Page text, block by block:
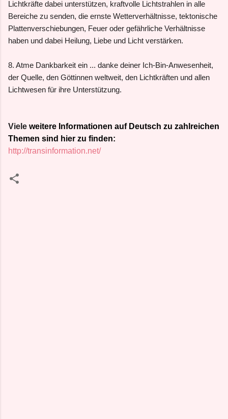
Lichtkräfte dabei unterstützen, kraftvolle Lichtstrahlen in alle
Bereiche zu senden, die ernste Wetterverhältnisse, tektonische
Plattenverschiebungen, Feuer oder gefährliche Verhältnisse
haben und dabei Heilung, Liebe und Licht verstärken.
8. Atme Dankbarkeit ein ... danke deiner Ich-Bin-Anwesenheit,
der Quelle, den Göttinnen weltweit, den Lichtkräften und allen
Lichtwesen für ihre Unterstützung.
Viele weitere Informationen auf Deutsch zu zahlreichen
Themen sind hier zu finden:
http://transinformation.net/